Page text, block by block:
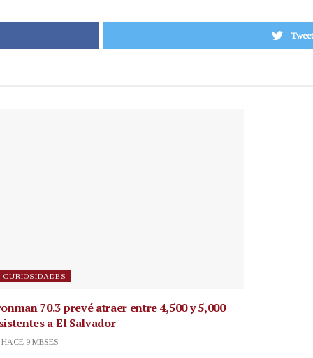
Tweet
CURIOSIDADES
70.3 prevé atraer entre 4,500 y 5,000
a El Salvador
HACE 9 MESES